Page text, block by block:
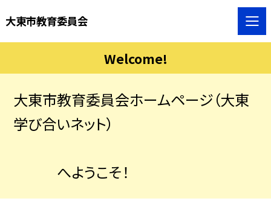
大東市教育委員会
Welcome!
大東市教育委員会ホームページ（大東
学び合いネット）
へようこそ！